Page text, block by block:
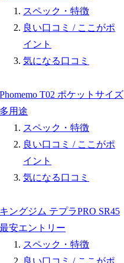
スペック・特徴
良い口コミ / ここがポ
イント
気になる口コミ
Phomemo T02 ポケットサイズ
多用途
スペック・特徴
良い口コミ / ここがポ
イント
気になる口コミ
キングジム テプラPRO SR45
最安エントリー
スペック・特徴
良い口コミ / ここがポ